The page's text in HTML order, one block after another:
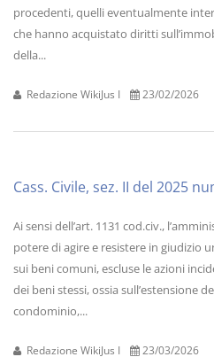
procedenti, quelli eventualmente
che hanno acquistato diritti
della...
Redazione WikiJus I 23/02/2026
Cass. Civile, sez. II del 2025
Ai sensi dell’art. 1131 cod.civ.,
potere di agire e resistere in giudizio
sui beni comuni, escluse le azioni
dei beni stessi, ossia sull’estensione
condominio,...
Redazione WikiJus I 23/03/2026